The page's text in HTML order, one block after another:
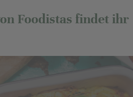
Foodistas findet ihr